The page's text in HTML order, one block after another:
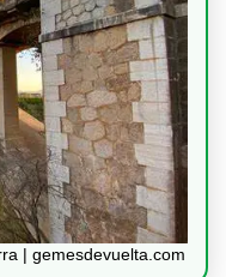
| gemesdevuelta.com